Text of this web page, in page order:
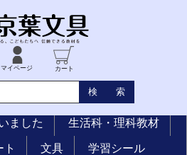
マイページ カート
ました 生活科・理科教材
ト 文具 学習シール